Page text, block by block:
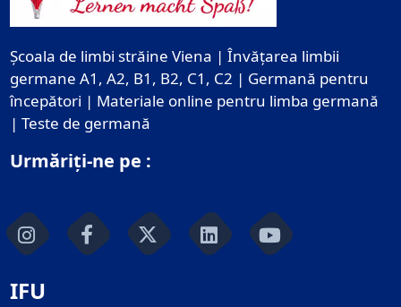
Școala de limbi străine Viena | Învățarea limbii
germane A1, A2, B1, B2, C1, C2 | Germană pentru
începători | Materiale online pentru limba germană
| Teste de germană
Urmăriți-ne pe :
IFU